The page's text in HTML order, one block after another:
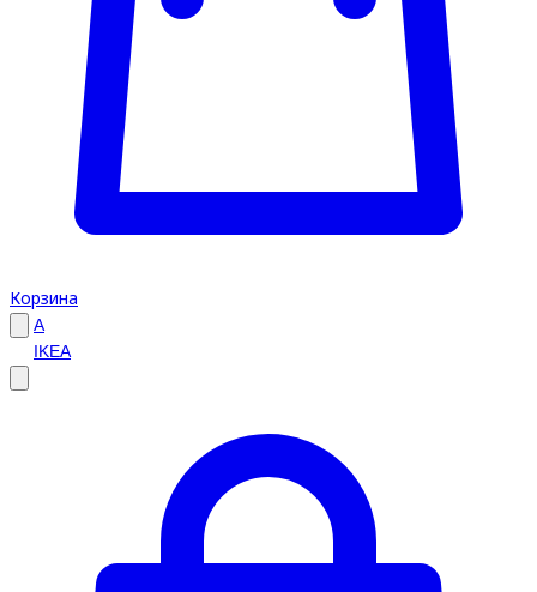
Корзина
A
IKEA